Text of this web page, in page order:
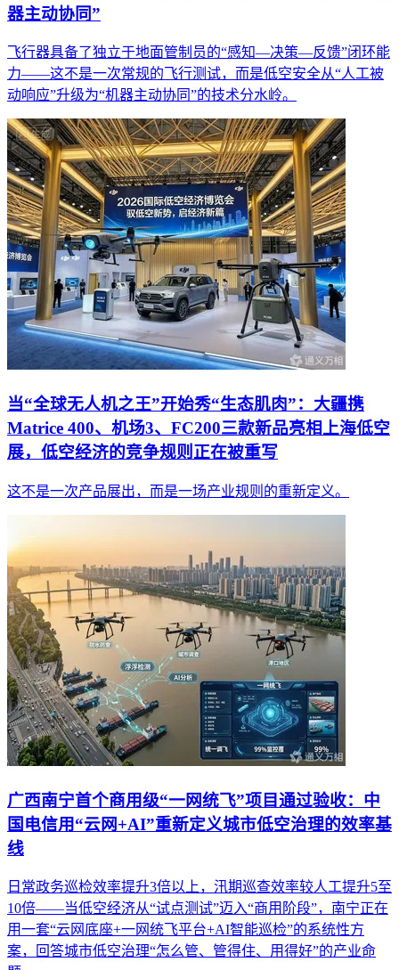
器主动协同”
飞行器具备了独立于地面管制员的“感知—决策—反馈”闭环能
力——这不是一次常规的飞行测试，而是低空安全从“人工被
动响应”升级为“机器主动协同”的技术分水岭。
当“全球无人机之王”开始秀“生态肌肉”：大疆携
Matrice 400、机场3、FC200三款新品亮相上海低空
展，低空经济的竞争规则正在被重写
这不是一次产品展出，而是一场产业规则的重新定义。
广西南宁首个商用级“一网统飞”项目通过验收：中
国电信用“云网+AI”重新定义城市低空治理的效率基
线
日常政务巡检效率提升3倍以上，汛期巡查效率较人工提升5至
10倍——当低空经济从“试点测试”迈入“商用阶段”，南宁正在
用一套“云网底座+一网统飞平台+AI智能巡检”的系统性方
案，回答城市低空治理“怎么管、管得住、用得好”的产业命